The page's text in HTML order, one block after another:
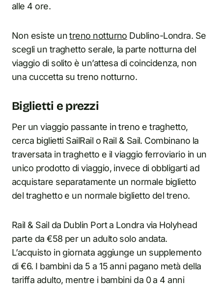
alle 4 ore.
Non esiste untreno notturno Dublino-Londra. Se
scegli un traghetto serale, la parte notturna del
viaggio di solito è un’attesa di coincidenza, non
una cuccetta su treno notturno.
Biglietti e prezzi
Per un viaggio passante in treno e traghetto,
cerca biglietti SailRail o Rail & Sail. Combinano la
traversata in traghetto e il viaggio ferroviario in un
unico prodotto di viaggio, invece di obbligarti ad
acquistare separatamente un normale biglietto
del traghetto e un normale biglietto del treno.
Rail & Sail da Dublin Port a Londra via Holyhead
parte da €58 per un adulto solo andata.
L’acquisto in giornata aggiunge un supplemento
di €6. I bambini da 5 a 15 anni pagano metà della
tariffa adulto, mentre i bambini da 0 a 4 anni